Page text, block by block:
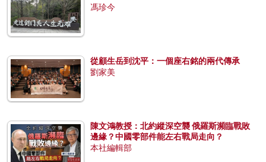
馮珍今
從顧生岳到沈平：一個座右銘的兩代傳承
劉家美
陳文鴻教授：北約縱深空襲 俄羅斯瀕臨戰敗
邊緣？中國零部件能左右戰局走向？
本社編輯部